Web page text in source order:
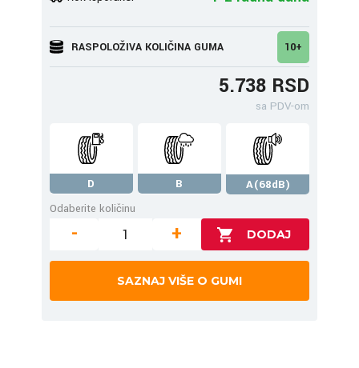
RASPOLOŽIVA KOLIČINA GUMA 10+
5.738 RSD
sa PDV-om
D B
A(68dB)
Odaberite količinu
- +
SAZNAJ VIŠE O GUMI